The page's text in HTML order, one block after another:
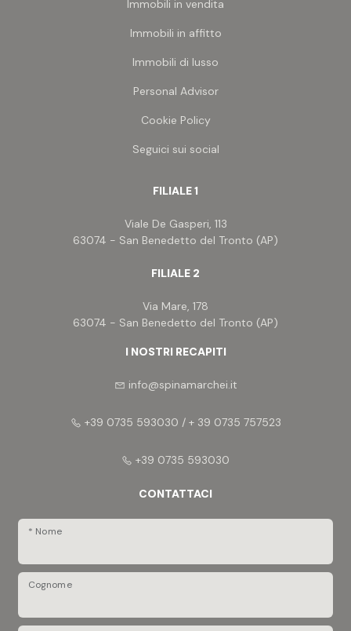
Immobili in vendita
Immobili in affitto
Immobili di lusso
Personal Advisor
Cookie Policy
Seguici sui social
FILIALE 1
Viale De Gasperi, 113
63074 - San Benedetto del Tronto (AP)
FILIALE 2
Via Mare, 178
63074 - San Benedetto del Tronto (AP)
I NOSTRI RECAPITI
info@spinamarchei.it
+39 0735 593030 / + 39 0735 757523
+39 0735 593030
CONTATTACI
* Nome
Cognome